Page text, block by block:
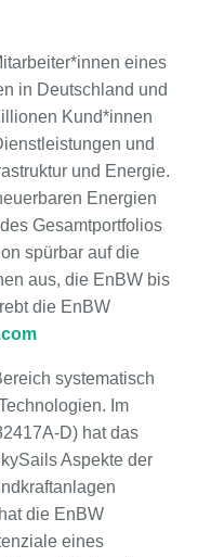
eines
in Deutschland und
Kund*innen
und
und Energie.
Energien
Gesamtportfolios
spürbar auf die
aus, die EnBW bis
die EnBW
systematisch
Im
D) hat das
Aspekte der
die EnBW
eines